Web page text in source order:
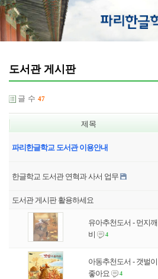
도서관 게시판
글 수 47
제목
파리한글학교 도서관 이용안내
한글학교 도서관 연혁과 사서 업무
도서관 게시판 활용하세요
유아추천도서 - 먼지깨
비
4
아동추천도서 - 갯벌이
좋아요
4